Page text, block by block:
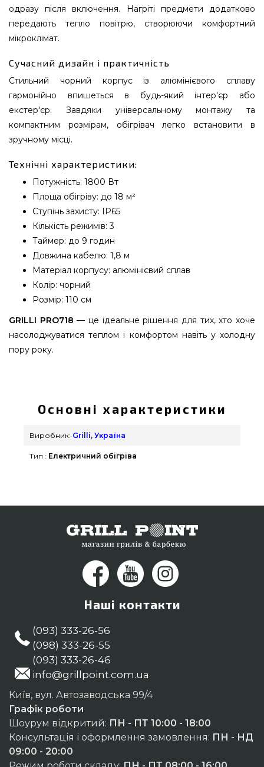
одразу після включення. Нагріті предмети додатково
передають тепло повітрю, створюючи комфортний
мікроклімат.
Сучасний дизайн і практичність
Стильний чорний корпус із алюмінієвого сплаву
гармонійно впишеться в будь-який інтер'єр або
екстер'єр. Завдяки універсальному монтажу та
компактним розмірам, обігрівач легко встановити в
зручному місці.
Технічні характеристики:
Потужність: 1800 Вт
Площа обігріву: до 18 м²
Ступінь захисту: IP65
Кількість режимів: 3
Таймер: до 9 годин
Довжина кабелю: 1,8 м
Матеріал корпусу: алюмінієвий сплав
Колір: чорний
Розмір: 110 см
GRILLI PRO718 — це ідеальне рішення для тих, хто хоче
насолоджуватися теплом і комфортом навіть у холодну
пору року.
вибрати від надійного бренду Grilli, Україна за
кращою ціною всего 21 390 грн. в онлайн каталозі
грилів та аксесуарів GrillPoint. Кращі пропозиції
Наберіть нашим консультантам на будь-який
Миколаїв
Основні характеристики
Виробник: Grilli, Україна
Тип : Електричний обігріва
Наші контакти
(093) 333-26-56
(098) 333-26-55
(093) 333-26-46
info@grillpoint.com.ua
Київ, вул. Автозаводська 99/4
Графік роботи
Шоурум відкритий: ПН - ПТ 10:00 - 18:00
Консультація і оформлення замовлення: ПН - НД
09:00 - 20:00